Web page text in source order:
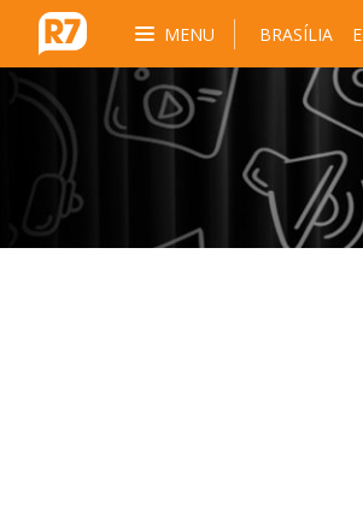
MENU BRASÍLIA